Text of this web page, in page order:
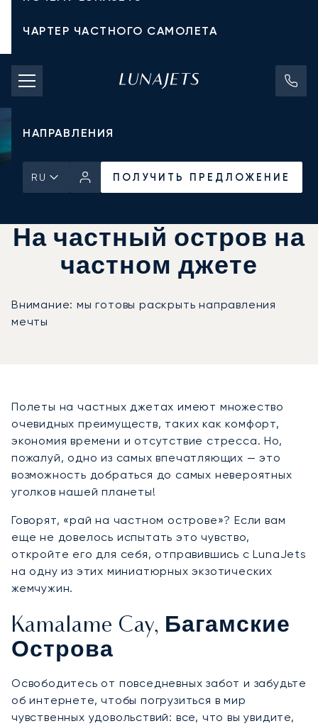
ЧАРТЕР ЧАСТНОГО САМОЛЕТА
СТОИМОСТЬ ЧАРТЕРА
ЧАСТНЫЕ САМОЛЕТЫ
НАПРАВЛЕНИЯ
RU
ПОЛУЧИТЬ ПРЕДЛОЖЕНИЕ
ПОЛУЧИТЬ ПРЕДЛОЖЕНИЕ
На частный остров на
частном джете
Внимание: мы готовы раскрыть направления
мечты
Полеты на частных джетах имеют множество
очевидных преимуществ, таких как комфорт,
экономия времени и отсутствие стресса. Но,
пожалуй, одно из самых впечатляющих — это
возможность добраться до самых невероятных
уголков нашей планеты!
Говорят, «рай на частном острове»? Если вам
еще не довелось испытать это чувство,
откройте его для себя, отправившись с LunaJets
на одну из этих миниатюрных экзотических
жемчужин.
Kamalame Cay, Багамские
Острова
Освободитесь от повседневных забот и забудьте
об интернете, чтобы погрузиться в мир
чувственных удовольствий: все, что вы увидите,